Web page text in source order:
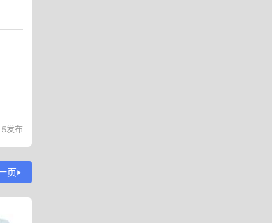
发布
页